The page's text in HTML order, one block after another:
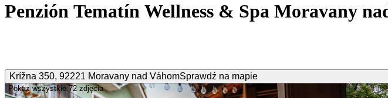
Penzión Tematín Wellness & Spa Moravany
Krížna 350, 92221 Moravany nad VáhomSprawdź na mapie
Pokaż wszystkie 72 zdjęcia